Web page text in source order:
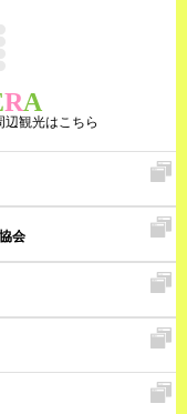
RA
観光はこちら
会